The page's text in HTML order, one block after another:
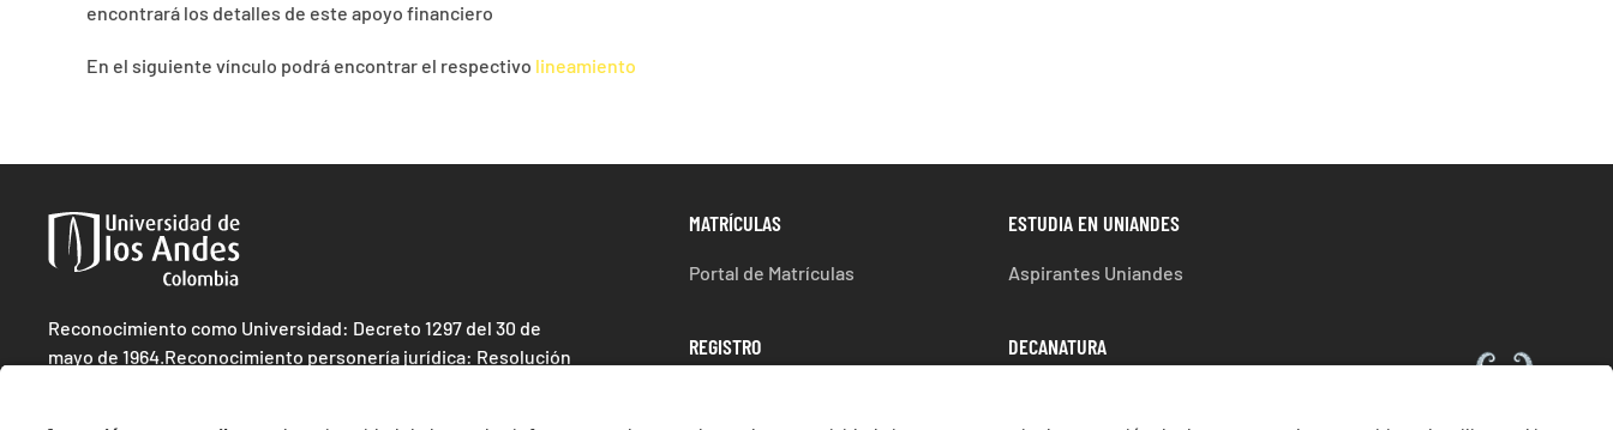
encontrará los detalles de este apoyo financiero
En el siguiente vínculo podrá encontrar el respectivo lineamiento
Reconocimiento como Universidad: Decreto 1297 del 30 de
mayo de 1964.Reconocimiento personería jurídica: Resolución
MATRÍCULAS
Portal de Matrículas
REGISTRO
ESTUDIA EN UNIANDES
Aspirantes Uniandes
DECANATURA